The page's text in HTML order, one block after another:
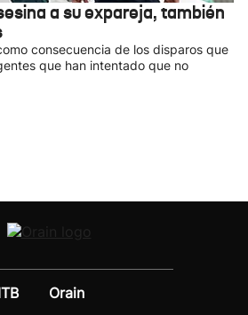
a su expareja, también
consecuencia de los disparos que
que han intentado que no
Orain